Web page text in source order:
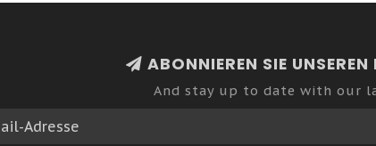
ABONNIEREN SIE UNSEREN
And stay up to date with our